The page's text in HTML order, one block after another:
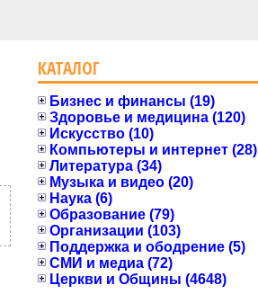
КАТАЛОГ
Бизнес и финансы (19)
Здоровье и медицина (120)
Искусство (10)
Компьютеры и интернет (28)
Литература (34)
Музыка и видео (20)
Наука (6)
Образование (79)
Организации (103)
Поддержка и ободрение (5)
СМИ и медиа (72)
Церкви и Общины (4648)